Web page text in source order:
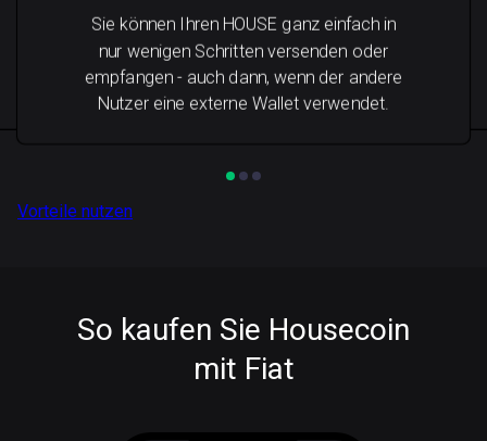
Sie können Ihren HOUSE ganz einfach in
nur wenigen Schritten versenden oder
empfangen - auch dann, wenn der andere
Nutzer eine externe Wallet verwendet.
Vorteile nutzen
So kaufen Sie Housecoin
mit Fiat